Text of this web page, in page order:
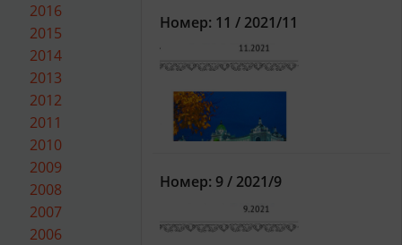
2016
2015
2014
2013
2012
2011
2010
2009
2008
2007
2006
Номер: 11 / 2021/11
Номер: 9 / 2021/9